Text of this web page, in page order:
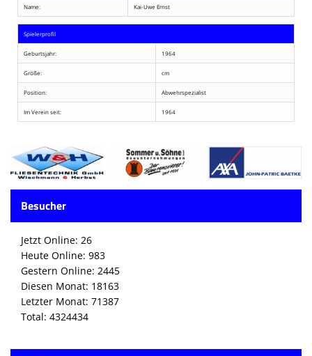
Name: Kai-Uwe Ernst
Spielerprofil
Geburtsjahr: 1964
Größe: cm
Position: Abwehrspezialist
Im Verein seit: 1964
Besucher
Jetzt Online: 26
Heute Online: 983
Gestern Online: 2445
Diesen Monat: 18163
Letzter Monat: 71387
Total: 4324434